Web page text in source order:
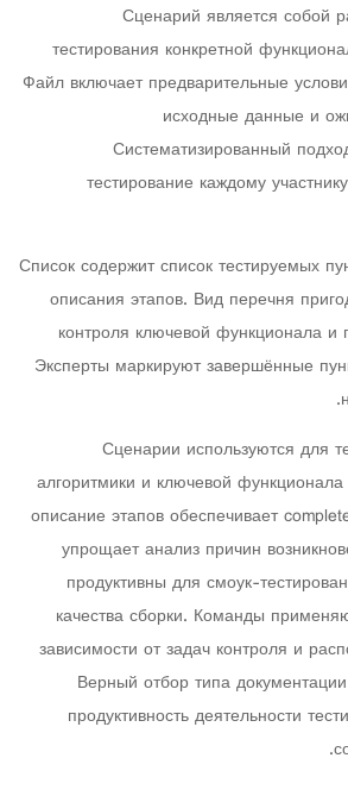
Сценарий является собой
тестирования конкретной
Файл включает предварительные
исходные данные и
Систематизированный
тестирование каждому
Список содержит список тестируемых
описания этапов. Вид перечня
контроля ключевой функционала и
Эксперты маркируют завершённые
Сценарии используются для
алгоритмики и ключевой
описание этапов обеспечивает
упрощает анализ причин
продуктивны для смоук-
качества сборки. Команды
зависимости от задач контроля и
Верный отбор типа
продуктивность деятельности